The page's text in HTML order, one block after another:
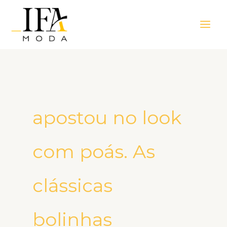
Menu
apostou no look
com poás. As
clássicas
bolinhas